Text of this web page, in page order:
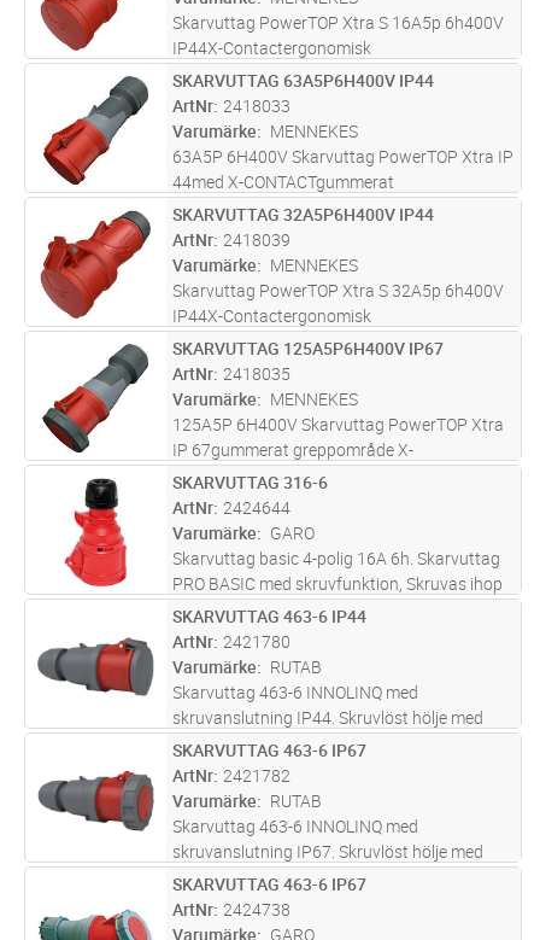
Skarvuttag PowerTOP Xtra S 16A5p 6h400V
IP44X-Contactergonomisk
Höljeergonomiskskruvfri anslutningsteknik
ST Lägg i kundvagn
SKARVUTTAG 63A5P6H400V IP44
ArtNr 2418033
Varumärke
MENNEKES
63A5P 6H400V Skarvuttag PowerTOP Xtra IP
44med X-CONTACTgummerat
greppområdeSkruvanslutning med integrerad
dragavlastningoch TätningHölje med
låsmutter ochGänglås
ST Lägg i kundvagn
SKARVUTTAG 32A5P6H400V IP44
ArtNr 2418039
Varumärke
MENNEKES
Skarvuttag PowerTOP Xtra S 32A5p 6h400V
IP44X-Contactergonomisk
Höljeergonomiskskruvfri anslutningsteknik
ST Lägg i kundvagn
SKARVUTTAG 125A5P6H400V IP67
ArtNr 2418035
Varumärke
MENNEKES
125A5P 6H400V Skarvuttag PowerTOP Xtra
IP 67gummerat greppområde X-
CONTACTSkruvanslutning med integrerad
dragavlastningoch TätningHölje med
låsmutter ochGänglås
ST Lägg i kundvagn
SKARVUTTAG 316-6
ArtNr 2424644
Varumärke
GARO
Skarvuttag basic 4-polig 16A 6h. Skarvuttag
PRO BASIC med skruvfunktion, Skruvas ihop
för att bättre kunna stå emot grus och
smuts.Donen tål även extrem kyla och
kombinationen gör att donen står sig
mer
ST Lägg i kundvagn
SKARVUTTAG 463-6 IP44
ArtNr 2421780
Varumärke
RUTAB
Skarvuttag 463-6 INNOLINQ med
skruvanslutning IP44. Skruvlöst hölje med
kombinerad "Multi-Grip" kabelinföring och
dragavlastning.
ST Lägg i kundvagn
SKARVUTTAG 463-6 IP67
ArtNr 2421782
Varumärke
RUTAB
Skarvuttag 463-6 INNOLINQ med
skruvanslutning IP67. Skruvlöst hölje med
kombinerad "Multi-Grip" kabelinföring och
dragavlastning.
ST Lägg i kundvagn
SKARVUTTAG 463-6 IP67
ArtNr 2424738
Varumärke
GARO